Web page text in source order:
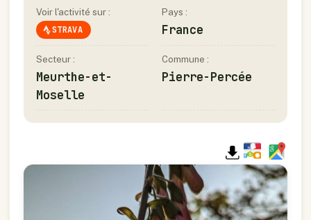
Voir l'activité sur :
STRAVA
Pays :
France
Secteur :
Meurthe-et-
Moselle
Commune :
Pierre-Percée